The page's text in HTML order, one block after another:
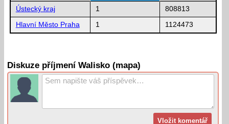
Ústecký kraj 1 808813
Hlavní Město Praha 1 1124473
Diskuze příjmení Walisko (mapa)